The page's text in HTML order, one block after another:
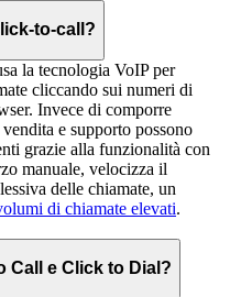
to-call?
la tecnologia VoIP per
cliccando sui numeri di
Invece di comporre
e supporto possono
grazie alla funzionalità con
manuale, velocizza il
delle chiamate, un
di chiamate elevati.
Call e Click to Dial?